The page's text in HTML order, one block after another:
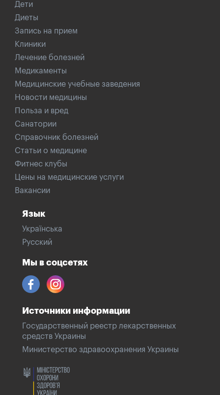
Дети
Диеты
Запись на прием
Клиники
Лечение болезней
Медикаменты
Медицинские учебные заведения
Новости медицины
Польза и вред
Санатории
Справочник болезней
Статьи о медицине
Фитнес клубы
Цены на медицинские услуги
Вакансии
Язык
Українська
Русский
Мы в соцсетях
Источники информации
Государственный реестр лекарственных
средств Украины
Министерство здравоохранения Украины